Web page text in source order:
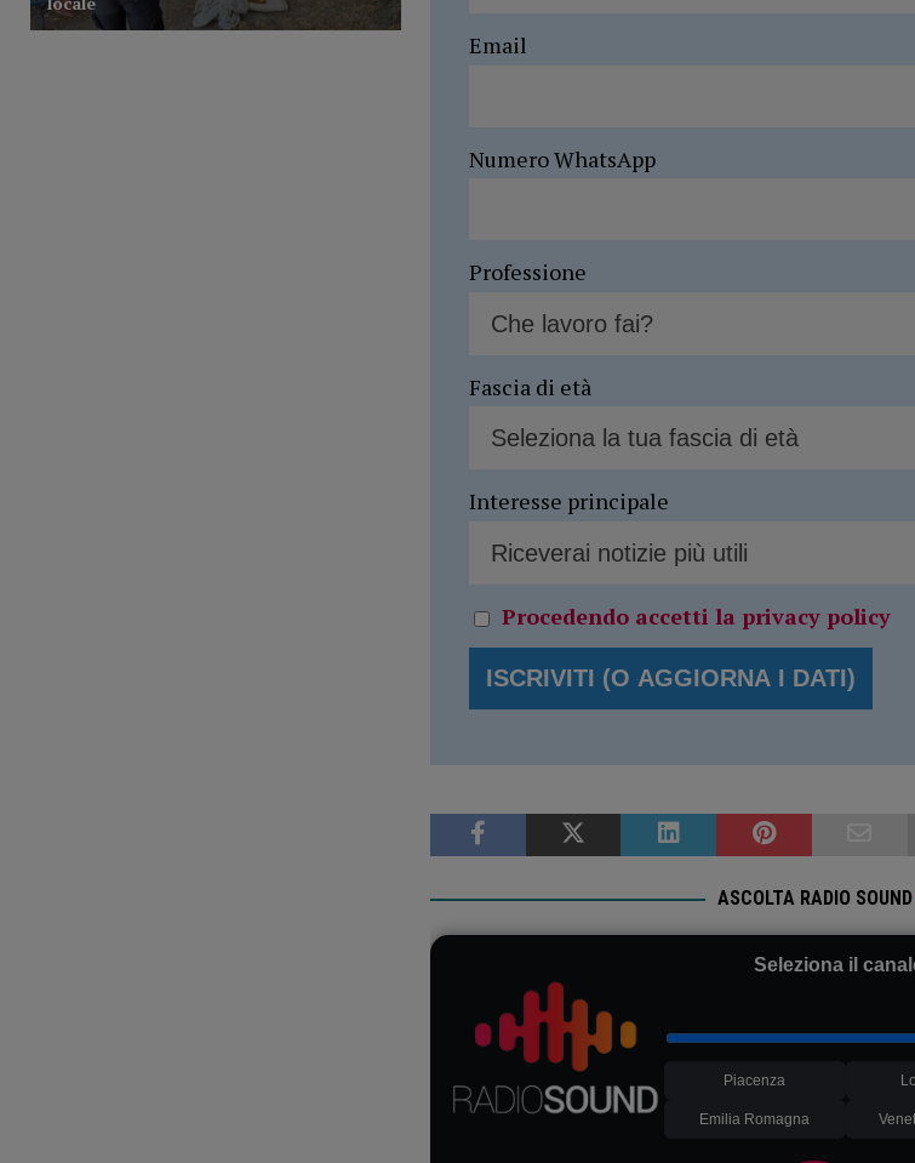
Email
Numero WhatsApp
Professione
Fascia di età
Interesse principale
Procedendo accetti la privacy policy
ASCOLTA RADIO SOUND
Seleziona il
Piacenza
Emilia Romagna